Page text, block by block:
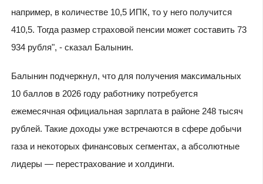
например, в количестве 10,5 ИПК, то у него получится
410,5. Тогда размер страховой пенсии может составить 73
934 рубля", - сказал Балынин.
Балынин подчеркнул, что для получения максимальных
10 баллов в 2026 году работнику потребуется
ежемесячная официальная зарплата в районе 248 тысяч
рублей. Такие доходы уже встречаются в сфере добычи
газа и некоторых финансовых сегментах, а абсолютные
лидеры — перестрахование и холдинги.